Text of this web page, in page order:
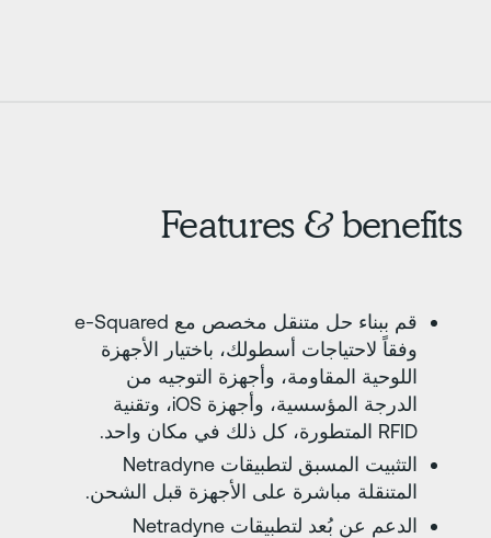
Features &
قم ببناء حل متنقل مخصص مع e-Squared
وفقاً لاحتياجات أسطولك، باختيار الأجهزة
اللوحية المقاومة، وأجهزة التوجيه من
الدرجة المؤسسية، وأجهزة iOS، وتقنية
RFID المتطورة، كل ذلك في مكان واحد.
التثبيت المسبق لتطبيقات Netradyne
المتنقلة مباشرة على الأجهزة قبل الشحن.
الدعم عن بُعد لتطبيقات Netradyne